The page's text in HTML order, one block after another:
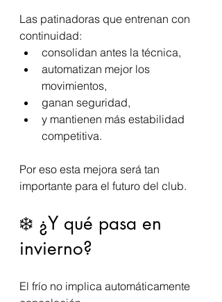
Las patinadoras que entrenan con
continuidad:
consolidan antes la técnica,
automatizan mejor los
movimientos,
ganan seguridad,
y mantienen más estabilidad
competitiva.
Por eso esta mejora será tan
importante para el futuro del club.
❄️ ¿Y qué pasa en
invierno?
El frío no implica automáticamente